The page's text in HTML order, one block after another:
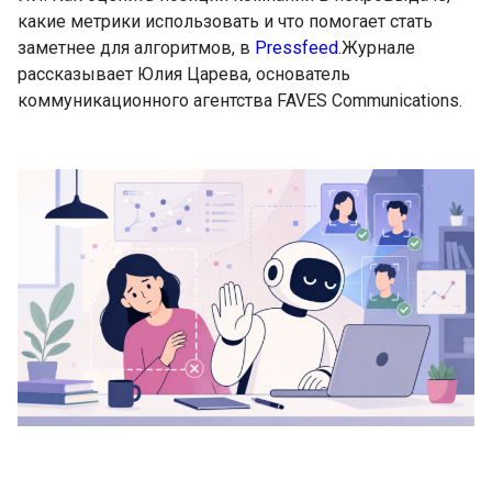
какие метрики использовать и что помогает стать
заметнее для алгоритмов, в Pressfeed.Журнале
рассказывает Юлия Царева, основатель
коммуникационного агентства FAVES Communications.